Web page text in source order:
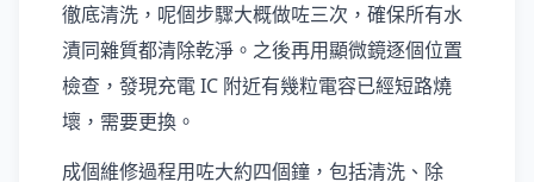
徹底清洗，呢個步驟大概做咗三次，確保所有水
漬同雜質都清除乾淨。之後再用顯微鏡逐個位置
檢查，發現充電 IC 附近有幾粒電容已經短路燒
壞，需要更換。
成個維修過程用咗大約四個鐘，包括清洗、除